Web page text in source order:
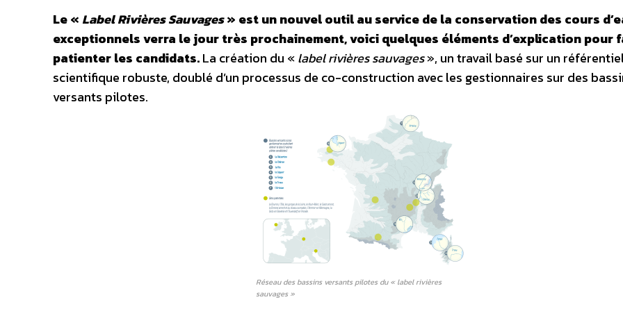
Le « Label Rivières Sauvages» est un nouvel outil au service de la conservation des cours
exceptionnels verra le jour très prochainement, voici quelques éléments d’explication pour
patienter les candidats.La création du «label rivières sauvages», un travail basé sur un
scientifique robuste, doublé d’un processus de co-construction avec les gestionnaires sur des
versants pilotes.
Réseau des bassins versants pilotes du « label rivières
sauvages »